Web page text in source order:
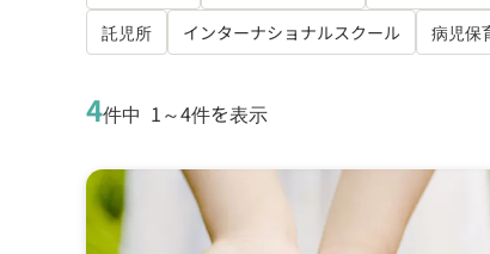
託児所
インターナショナルスクール 病児保
4件中 1～4件を表示